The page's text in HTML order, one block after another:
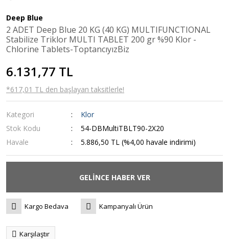
Deep Blue
2 ADET Deep Blue 20 KG (40 KG) MULTIFUNCTIONAL
Stabilize Triklor MULTI TABLET 200 gr %90 Klor -
Chlorine Tablets-ToptancıyızBiz
6.131,77 TL
*617,01 TL den başlayan taksitlerle!
Kategori
Klor
Stok Kodu
54-DBMultiTBLT90-2X20
Havale
5.886,50 TL (%4,00 havale indirimi)
GELİNCE HABER VER
Kargo Bedava Kampanyalı Ürün
Karşılaştır